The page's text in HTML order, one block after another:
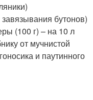
бутонов)
(100 г) – на 10 л
от мучнистой
и паутинного